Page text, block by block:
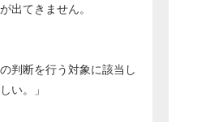
出てきません。
判断を行う対象に該当し
い。」